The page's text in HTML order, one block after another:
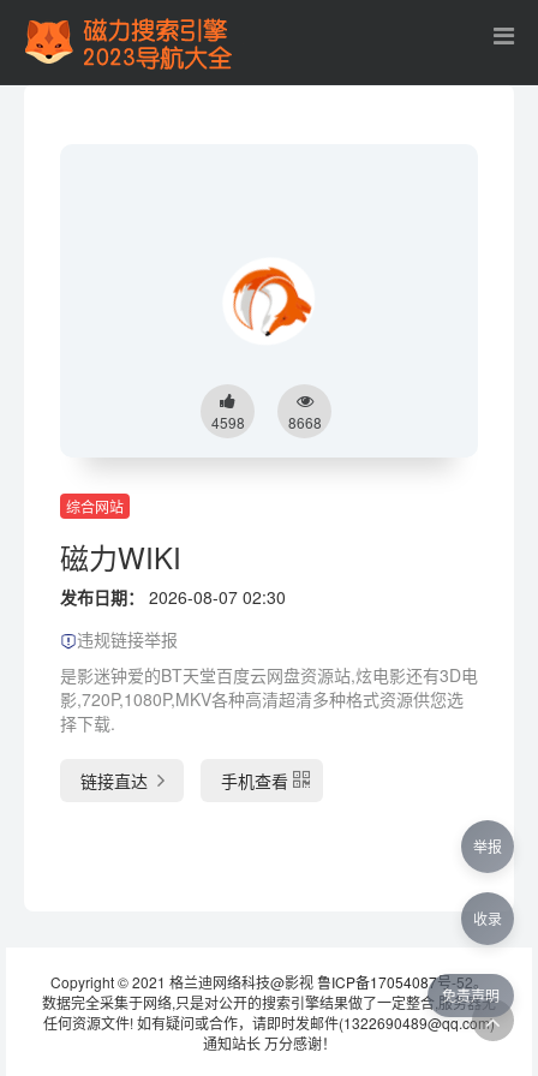
4598 8668
综合网站
磁力WIKI
发布日期：
2026-08-07 02:30
违规链接举报
是影迷钟爱的BT天堂百度云网盘资源站,炫电影还有3D电
影,720P,1080P,MKV各种高清超清多种格式资源供您选
择下载.
链接直达 手机查看
Copyright © 2021 格兰迪网络科技@影视鲁ICP备17054087号-52。
数据完全采集于网络,只是对公开的搜索引擎结果做了一定整合,服务器无
任何资源文件! 如有疑问或合作，请即时发邮件(1322690489@qq.com)
通知站长 万分感谢！
免责声明
举报
收录